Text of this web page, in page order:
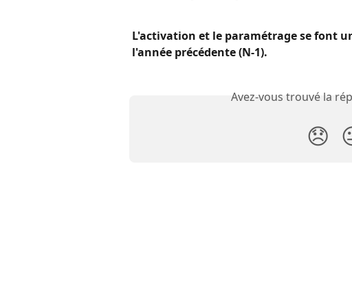
L'activation et le paramétrage se font
l'année précédente (N-1).
Avez-vous trouvé la
😞